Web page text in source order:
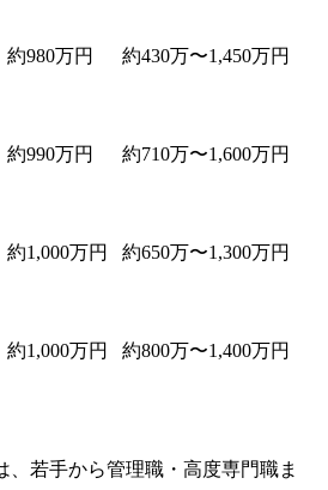
約980万円 約430万〜1,450万円
約990万円 約710万〜1,600万円
約1,000万円 約650万〜1,300万円
約1,000万円 約800万〜1,400万円
、若手から管理職・高度専門職ま